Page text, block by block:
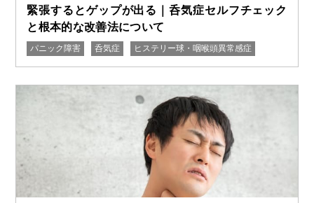
" alt="緊張するとゲップが出る｜呑気症セルフチェック
緊張するとゲップが出る｜呑気症セルフチェック
と根本的な改善法について
パニック障害 呑気症 ヒステリー球・咽喉頭異常感症